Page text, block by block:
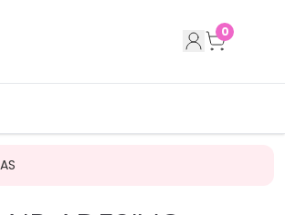
0